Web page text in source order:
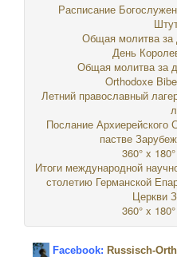
Расписание
Общая молитва за
День
Общая молитва за
Orthodoxe
Летний православный
Послание Архиерейского
пастве
360° x
Итоги международной
столетию Германской
Церкви
360° x
Facebook: Russisch-